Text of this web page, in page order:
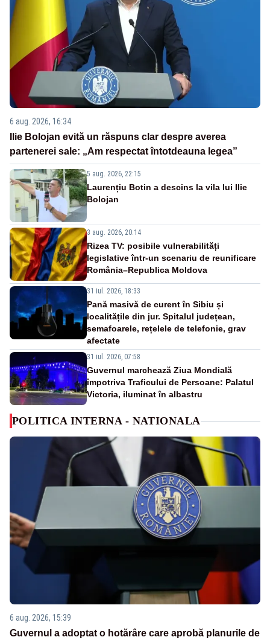
6 aug. 2026, 16:34
Ilie Bolojan evită un răspuns clar despre averea
partenerei sale: „Am respectat întotdeauna legea”
5 aug. 2026, 22:15
Laurențiu Botin a descins la vila lui Ilie
Bolojan
3 aug. 2026, 20:14
Rizea TV: posibile vulnerabilități
legislative într-un scenariu de reunificare
România–Republica Moldova
31 iul. 2026, 18:33
Pană masivă de curent în Sibiu și
localitățile din jur. Spitalul județean,
semafoarele, rețelele de telefonie, grav
afectate
31 iul. 2026, 07:58
Guvernul marchează Ziua Mondială
împotriva Traficului de Persoane: Palatul
Victoria, iluminat în albastru
POLITICA INTERNA - NATIONALA
6 aug. 2026, 15:39
Guvernul a adoptat o hotărâre care aprobă planurile de